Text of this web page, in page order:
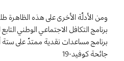
ومن الأدلّة الأخرى على هذه الظاهرة
برنامج التكافل الاجتماعي الوطني
برنامج مساعدات نقدية ممتدّ على
جائحةكوفيد-19